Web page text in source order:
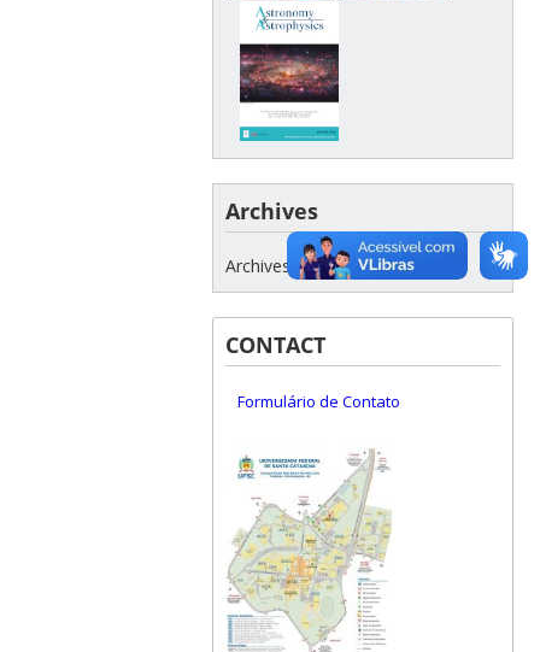
Archives
Archives
CONTACT
Formulário de Contato